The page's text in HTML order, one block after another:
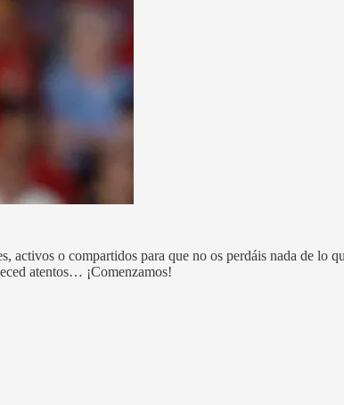
activos o compartidos para que no os perdáis nada de lo
atentos… ¡Comenzamos!